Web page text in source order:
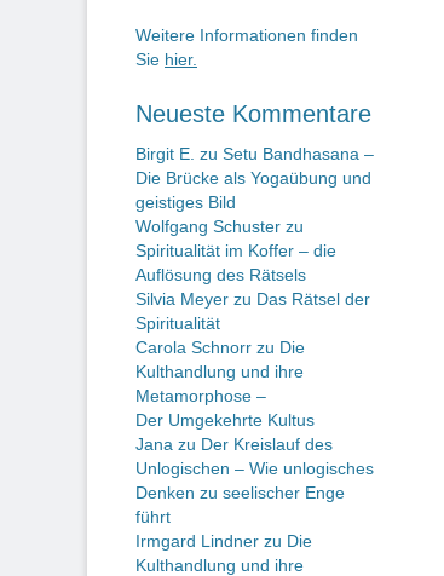
Weitere Informationen finden
Sie hier.
Neueste Kommentare
Birgit E. zu Setu Bandhasana –
Die Brücke als Yogaübung und
geistiges Bild
Wolfgang Schuster zu
Spiritualität im Koffer – die
Auflösung des Rätsels
Silvia Meyer zu Das Rätsel der
Spiritualität
Carola Schnorr zu Die
Kulthandlung und ihre
Metamorphose –
Der Umgekehrte Kultus
Jana zu Der Kreislauf des
Unlogischen – Wie unlogisches
Denken zu seelischer Enge
führt
Irmgard Lindner zu Die
Kulthandlung und ihre